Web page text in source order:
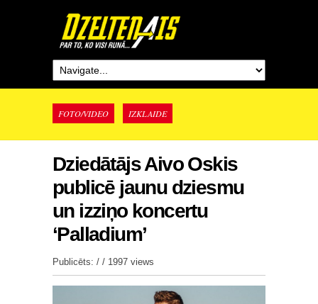
FOTO/VIDEO IZKLAIDE
Dziedātājs Aivo Oskis
publicē jaunu dziesmu
un izziņo koncertu
‘Palladium’
Publicēts: / / 1997 views